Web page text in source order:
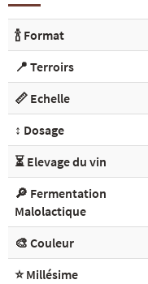
🍾 Format
📍 Terroirs
📏 Echelle
↕️ Dosage
⏳ Elevage du vin
🔎 Fermentation
Malolactique
🎨 Couleur
⭐ Millésime